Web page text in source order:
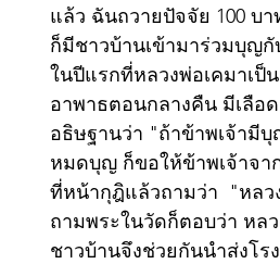
แล้ว ฉันถวายปัจจัย 100 บ
ก็มีชาวบ้านเข้ามาร่วมบุญ
ในปีแรกที่หลวงพ่อเคมาเป็
อาพาธตอนกลางคืน มีเลือ
อธิษฐานว่า "ถ้าข้าพเจ้ามี
หมดบุญ ก็ขอให้ข้าพเจ้าจา
ที่หน้ากุฎิแล้วถามว่า  "หล
ถามพระในวัดก็ตอบว่า หล
ชาวบ้านจึงช่วยกันนำส่งโร